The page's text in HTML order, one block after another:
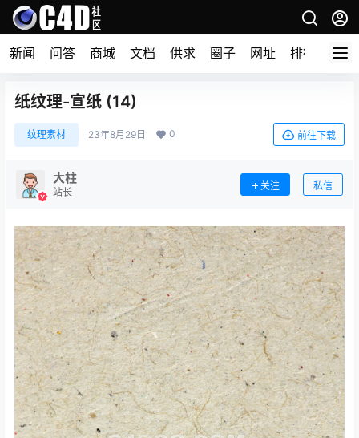
新闻 问答 商城 文档 供求 圈子 网址 排行榜
纸纹理-宣纸 (14)
纹理素材 23年8月29日 0 前往下载
大柱
站长
关注 私信